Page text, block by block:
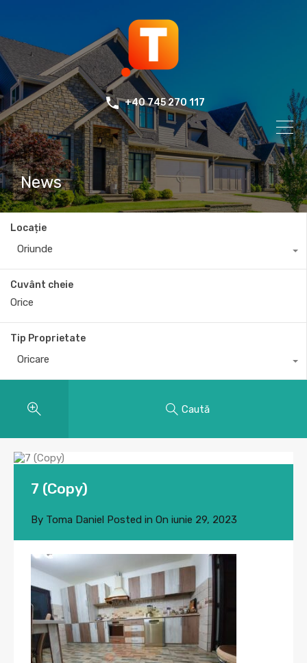
+40 745 270 117
News
Locație
Oriunde
Cuvânt cheie
Tip Proprietate
Oricare
Caută
7 (Copy)
By Toma Daniel Posted in On iunie 29, 2023